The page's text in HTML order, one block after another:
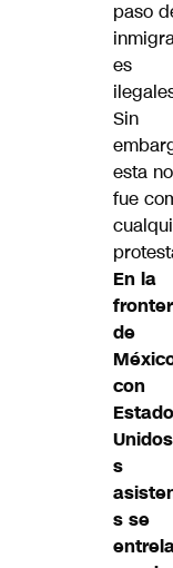
paso
es
Sin
esta no
fue
En la
de
con
s
s se